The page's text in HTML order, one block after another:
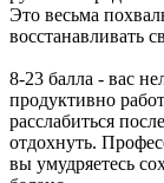
Это весьма
восстанавливать
8-23 балла - вас
продуктивно
расслабиться
отдохнуть.
вы умудряетесь